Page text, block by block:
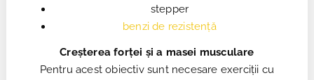
stepper
benzi de rezistență
Creșterea forței și a masei musculare
Pentru acest obiectiv sunt necesare exerciții cu